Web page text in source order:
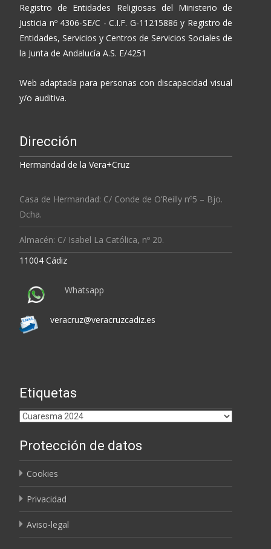
Registro de Entidades Religiosas del Ministerio de
Justicia nº 4306-SE/C - C.I.F. G-11215886 y Registro de
Entidades, Servicios y Centros de Servicios Sociales de
la Junta de Andalucía A.S. E/4251
Web adaptada para personas con discapacidad visual
y/o auditiva.
Dirección
Hermandad de la Vera+Cruz
Casa de Hermandad: C/ Conde de O’Reilly nº5 – Bjo.
Dcha.
Almacén: C/ Isabel La Católica, nº 20.
11004 Cádiz
Whatsapp
veracruz@veracruzcadiz.es
Etiquetas
Etiquetas
Protección de datos
Cookies
Privacidad
Aviso-legal